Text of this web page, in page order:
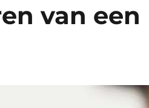
van een